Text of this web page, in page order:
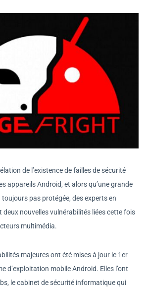
de l’existence de failles de sécurité
appareils Android, et alors qu’une grande
toujours pas protégée, des experts en
deux nouvelles vulnérabilités liées cette fois
multimédia.
majeures ont été mises à jour le 1er
d’exploitation mobile Android. Elles l’ont
le cabinet de sécurité informatique qui